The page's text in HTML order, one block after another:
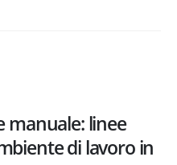
manuale: linee
di lavoro in